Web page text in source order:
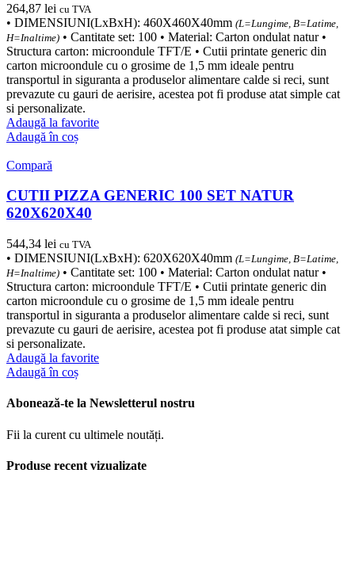
264,87 lei cu TVA
• DIMENSIUNI(LxBxH): 460X460X40mm (L=Lungime, B=Latime,
H=Inaltime) • Cantitate set: 100 • Material: Carton ondulat natur •
Structura carton: microondule TFT/E • Cutii printate generic din
carton microondule cu o grosime de 1,5 mm ideale pentru
transportul in siguranta a produselor alimentare calde si reci, sunt
prevazute cu gauri de aerisire, acestea pot fi produse atat simple cat
si personalizate.
Adaugă la favorite
Adaugă în coș
Compară
CUTII PIZZA GENERIC 100 SET NATUR
620X620X40
544,34 lei cu TVA
• DIMENSIUNI(LxBxH): 620X620X40mm (L=Lungime, B=Latime,
H=Inaltime) • Cantitate set: 100 • Material: Carton ondulat natur •
Structura carton: microondule TFT/E • Cutii printate generic din
carton microondule cu o grosime de 1,5 mm ideale pentru
transportul in siguranta a produselor alimentare calde si reci, sunt
prevazute cu gauri de aerisire, acestea pot fi produse atat simple cat
si personalizate.
Adaugă la favorite
Adaugă în coș
Abonează-te la Newsletterul nostru
Fii la curent cu ultimele noutăți.
Produse recent vizualizate